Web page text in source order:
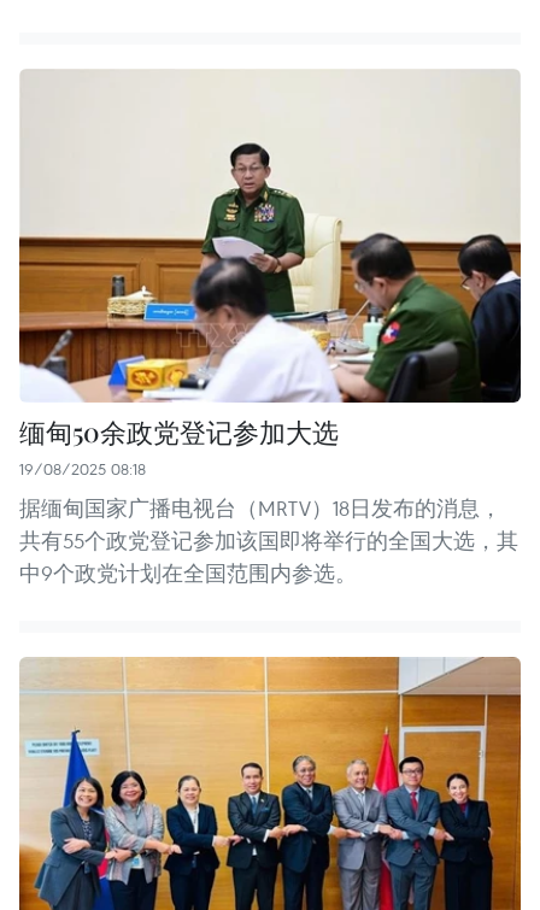
缅甸50余政党登记参加大选
19/08/2025 08:18
据缅甸国家广播电视台（MRTV）18日发布的消息，
共有55个政党登记参加该国即将举行的全国大选，其
中9个政党计划在全国范围内参选。